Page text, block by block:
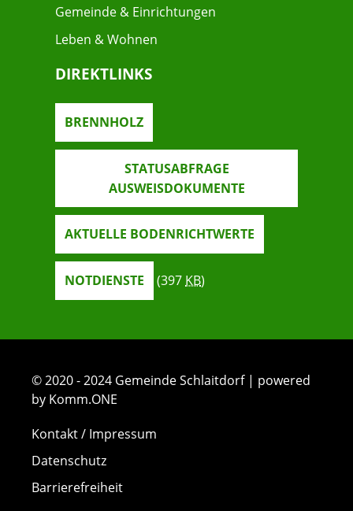
Gemeinde & Einrichtungen
Leben & Wohnen
DIREKTLINKS
BRENNHOLZ
STATUSABFRAGE
AUSWEISDOKUMENTE
AKTUELLE BODENRICHTWERTE
NOTDIENSTE (397 KB)
© 2020 - 2024 Gemeinde Schlaitdorf | powered
by Komm.ONE
Kontakt / Impressum
Datenschutz
Barrierefreiheit